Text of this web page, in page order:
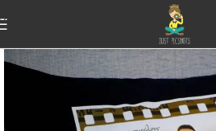
Skip to navigation
Skip to main content